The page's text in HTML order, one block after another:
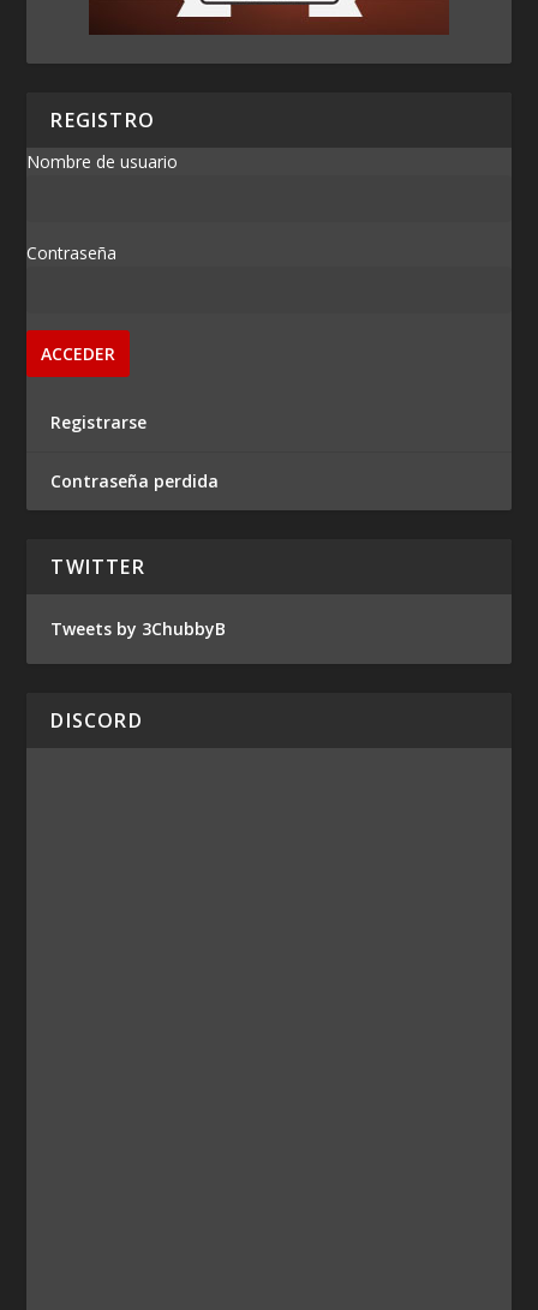
REGISTRO
Nombre de usuario
Contraseña
Registrarse
Contraseña perdida
TWITTER
Tweets by 3ChubbyB
DISCORD